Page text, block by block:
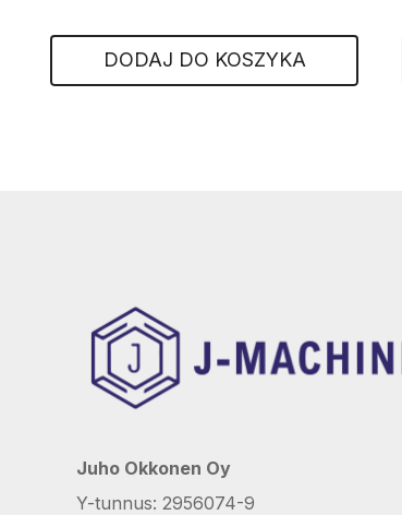
DODAJ DO KOSZYKA
Juho Okkonen Oy
Y-tunnus: 2956074-9